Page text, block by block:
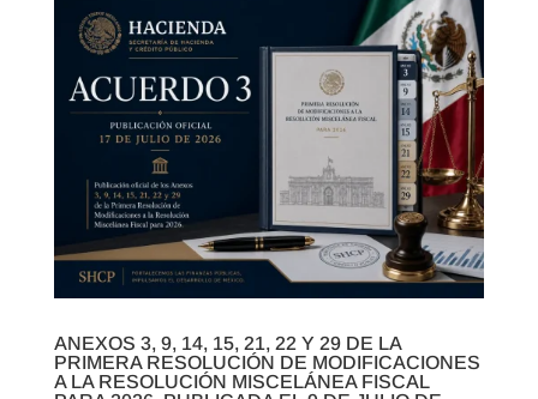
ANEXOS 3, 9, 14, 15, 21, 22 Y 29 DE LA
PRIMERA RESOLUCIÓN DE MODIFICACIONES
A LA RESOLUCIÓN MISCELÁNEA FISCAL